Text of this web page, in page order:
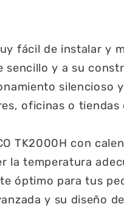
fácil de instalar y
sencillo y a su
silencioso
oficinas o tiendas
TK2000H con
la temperatura
óptimo para tus
y su diseño